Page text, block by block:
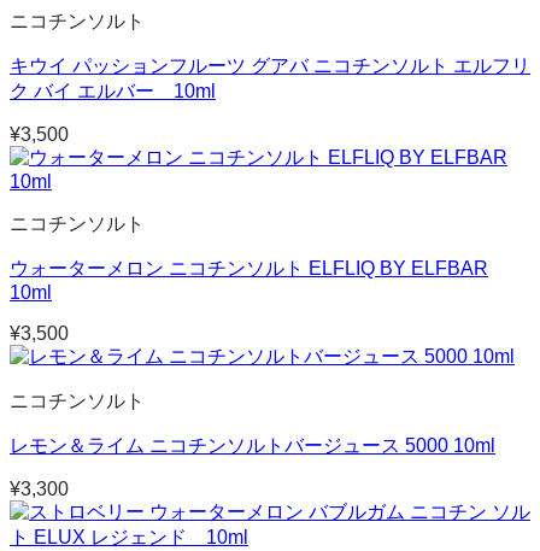
ニコチンソルト
キウイ パッションフルーツ グアバ ニコチンソルト エルフリ
ク バイ エルバー 10ml
¥3,500
ニコチンソルト
ウォーターメロン ニコチンソルト ELFLIQ BY ELFBAR
10ml
¥3,500
ニコチンソルト
レモン＆ライム ニコチンソルトバージュース 5000 10ml
¥3,300